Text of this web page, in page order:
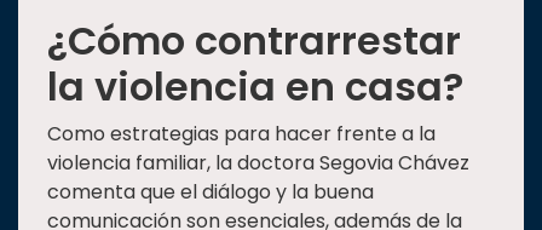
¿Cómo contrarrestar
la violencia en casa?
Como estrategias para hacer frente a la
violencia familiar, la doctora Segovia Chávez
comenta que el diálogo y la buena
comunicación son esenciales, además de la